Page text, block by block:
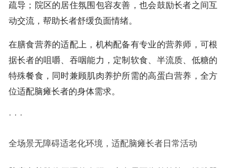
疏导；院区的居住氛围包容友善，也会鼓励长者之间互
动交流，帮助长者舒缓负面情绪。
在膳食营养的适配上，机构配备有专业的营养师，可根
据长者的咀嚼、吞咽能力，定制软食、半流质、低糖的
特殊餐食，同时兼顾肌肉养护所需的高蛋白营养，全方
位适配脑瘫长者的身体需求。
· · ·
全场景无障碍适老化环境，适配脑瘫长者日常活动